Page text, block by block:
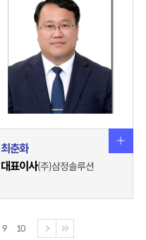
최춘화
대표이사(주)삼정솔루션
9 10